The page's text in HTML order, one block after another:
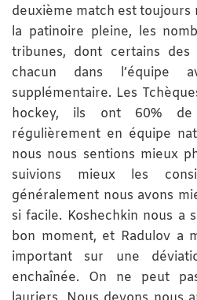
deuxième match est toujours
la patinoire pleine, les
tribunes, dont certains
chacun dans l’équipe
supplémentaire. Les
hockey, ils ont 60%
régulièrement en équipe
nous nous sentions mieux
suivions mieux les
généralement nous avons
si facile. Koshechkin nous a
bon moment, et Radulov a
important sur une
enchaînée. On ne peut